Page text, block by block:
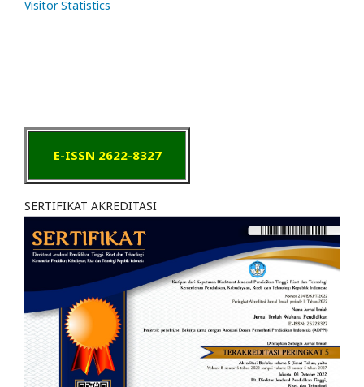
Visitor Statistics
E-ISSN 2622-8327
SERTIFIKAT AKREDITASI